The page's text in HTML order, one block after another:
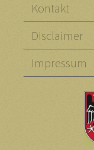
Kontakt
Disclaimer
Impressum